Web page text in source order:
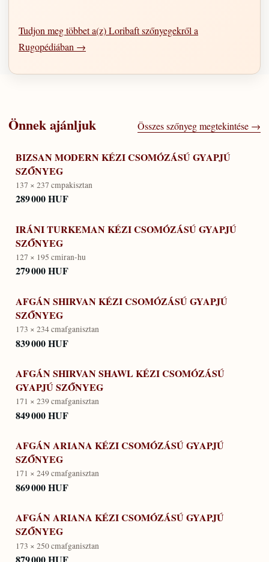
Tudjon meg többet a(z) Loribaft szőnyegekről a
Rugopédiában →
Önnek ajánljuk Összes szőnyeg megtekintése →
BIZSAN MODERN KÉZI CSOMÓZÁSÚ GYAPJÚ
SZŐNYEG
137 × 237 cmpakisztan
289 000 HUF
IRÁNI TURKEMAN KÉZI CSOMÓZÁSÚ GYAPJÚ
SZŐNYEG
127 × 195 cmiran-hu
279 000 HUF
AFGÁN SHIRVAN KÉZI CSOMÓZÁSÚ GYAPJÚ
SZŐNYEG
173 × 234 cmafganisztan
839 000 HUF
AFGÁN SHIRVAN SHAWL KÉZI CSOMÓZÁSÚ
GYAPJÚ SZŐNYEG
171 × 239 cmafganisztan
849 000 HUF
AFGÁN ARIANA KÉZI CSOMÓZÁSÚ GYAPJÚ
SZŐNYEG
171 × 249 cmafganisztan
869 000 HUF
AFGÁN ARIANA KÉZI CSOMÓZÁSÚ GYAPJÚ
SZŐNYEG
173 × 250 cmafganisztan